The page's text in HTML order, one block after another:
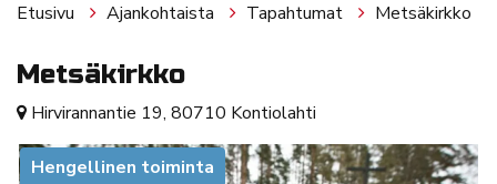
Etusivu Ajankohtaista Tapahtumat Metsäkirkko
Metsäkirkko
Hirvirannantie 19, 80710 Kontiolahti
Hengellinen toiminta